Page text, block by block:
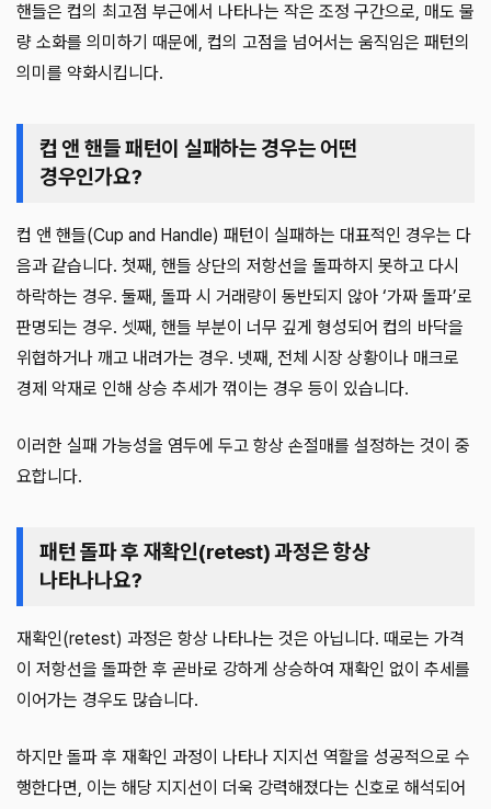
핸들은 컵의 최고점 부근에서 나타나는 작은 조정 구간으로, 매도 물
량 소화를 의미하기 때문에, 컵의 고점을 넘어서는 움직임은 패턴의
의미를 약화시킵니다.
컵 앤 핸들 패턴이 실패하는 경우는 어떤
경우인가요?
컵 앤 핸들(Cup and Handle) 패턴이 실패하는 대표적인 경우는 다
음과 같습니다. 첫째, 핸들 상단의 저항선을 돌파하지 못하고 다시
하락하는 경우. 둘째, 돌파 시 거래량이 동반되지 않아 ‘가짜 돌파’로
판명되는 경우. 셋째, 핸들 부분이 너무 깊게 형성되어 컵의 바닥을
위협하거나 깨고 내려가는 경우. 넷째, 전체 시장 상황이나 매크로
경제 악재로 인해 상승 추세가 꺾이는 경우 등이 있습니다.
이러한 실패 가능성을 염두에 두고 항상 손절매를 설정하는 것이 중
요합니다.
패턴 돌파 후 재확인(retest) 과정은 항상
나타나나요?
재확인(retest) 과정은 항상 나타나는 것은 아닙니다. 때로는 가격
이 저항선을 돌파한 후 곧바로 강하게 상승하여 재확인 없이 추세를
이어가는 경우도 많습니다.
하지만 돌파 후 재확인 과정이 나타나 지지선 역할을 성공적으로 수
행한다면, 이는 해당 지지선이 더욱 강력해졌다는 신호로 해석되어